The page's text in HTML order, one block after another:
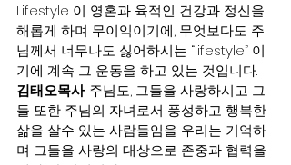
Lifestyle 이 영혼과 육적인 건강과 정신을
해롭게 하며 무이익이기에, 무엇보다도 주
님께서 너무나도 싫어하시는 “lifestyle” 이
기에 계속 그 운동을 하고 있는 것입니다.
김태오목사: 주님도, 그들을 사랑하시고 그
들 또한 주님의 자녀로서 풍성하고 행복한
삶을 살수 있는 사람들임을 우리는 기억하
며 그들을 사랑의 대상으로 존중과 협력을